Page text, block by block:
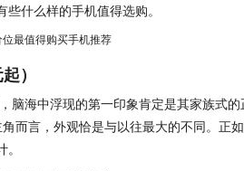
什么样的手机值得选购。
）
脑海中浮现的第一印象肯定是其家族式
而言，外观恰是与以往最大的不同。正